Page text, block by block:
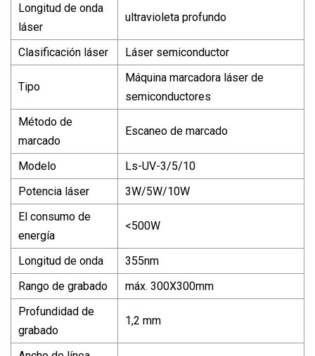
Longitud de onda
láser
ultravioleta profundo
Clasificación láser Láser semiconductor
Tipo
Máquina marcadora láser de
semiconductores
Método de
marcado
Escaneo de marcado
Modelo
Ls-UV-3/5/10
Potencia láser
3W/5W/10W
El consumo de
energía
<500W
Longitud de onda
355nm
Rango de grabado
máx. 300X300mm
Profundidad de
grabado
1,2 mm